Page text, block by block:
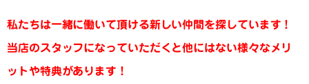
私たちは一緒に働いて頂ける新しい仲間を探しています！
当店のスタッフになっていただくと他にはない様々なメリ
ットや特典があります！